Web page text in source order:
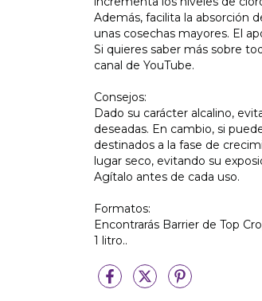
Además, facilita la absorción
unas cosechas mayores. El
Si quieres saber más sobre
canal de YouTube.
Consejos:
Dado su carácter alcalino,
deseadas. En cambio, si
destinados a la fase de
lugar seco, evitando su
Agítalo antes de cada uso.
Formatos:
Encontrarás Barrier de Top
1 litro..